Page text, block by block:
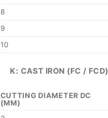
8
9
10
K: CAST IRON (FC / FCD)
CUTTING DIAMETER DC
(MM)